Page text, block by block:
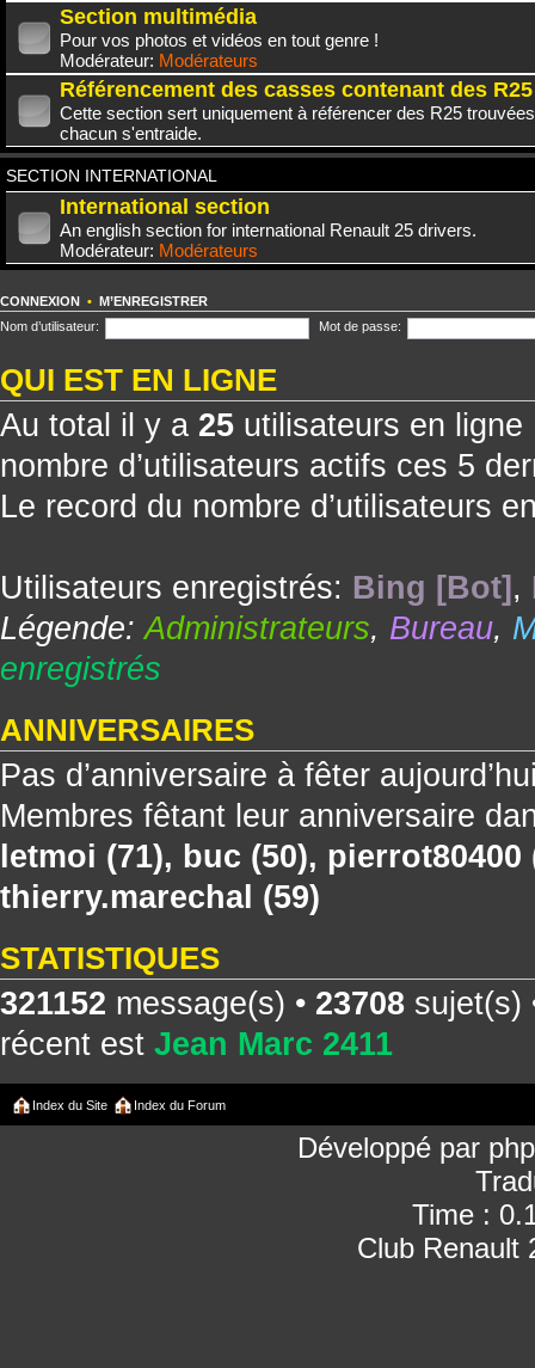
Section multimédia
Pour vos photos et vidéos en tout genre !
Modérateur: Modérateurs
Référencement des casses contenant des R25
Cette section sert uniquement à référencer des R25
chacun s'entraide.
SECTION INTERNATIONAL
International section
An english section for international Renault 25 drivers.
Modérateur: Modérateurs
CONNEXION • M’ENREGISTRER
Nom d’utilisateur:
Mot de passe:
QUI EST EN LIGNE
Au total il y a 25 utilisateurs en
nombre d’utilisateurs actifs ces 5
Le record du nombre d’utilisateurs
Utilisateurs enregistrés: Bing [Bot] ,
Légende:Administrateurs, Bureau,
enregistrés
ANNIVERSAIRES
Pas d’anniversaire à fêter
Membres fêtant leur anniversaire
letmoi (71), buc (50), pierrot80400
thierry.marechal (59)
STATISTIQUES
321152 message(s) • 23708 sujet(s)
récent est Jean Marc 2411
Index du Site Index du Forum
Développé par
Time :
Club Renault